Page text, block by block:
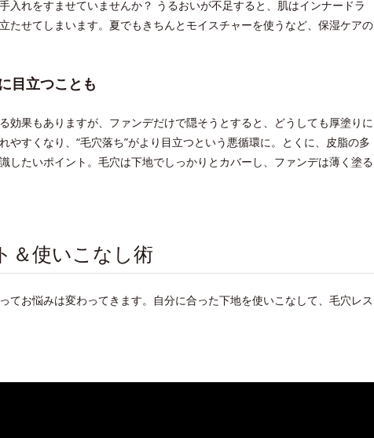
入れをすませていませんか？ うるおいが不足すると、肌はインナードラ
たせてしまいます。夏でもきちんとモイスチャーを使うなど、保湿ケアの
目立つことも
効果もありますが、ファンデだけで隠そうとすると、どうしても厚塗りに
やすくなり、“毛穴落ち”がより目立つという悪循環に。とくに、皮脂の多
したいポイント。毛穴は下地でしっかりとカバーし、ファンデは薄く塗る
＆使いこなし術
てお悩みは変わってきます。自分に合った下地を使いこなして、毛穴レス